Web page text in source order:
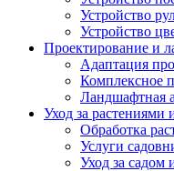
Устройство
Устройство
Проектирование и
Адаптация
Комплексное
Ландшафтная
Уход за растениями
Обработка
Услуги
Уход за садом